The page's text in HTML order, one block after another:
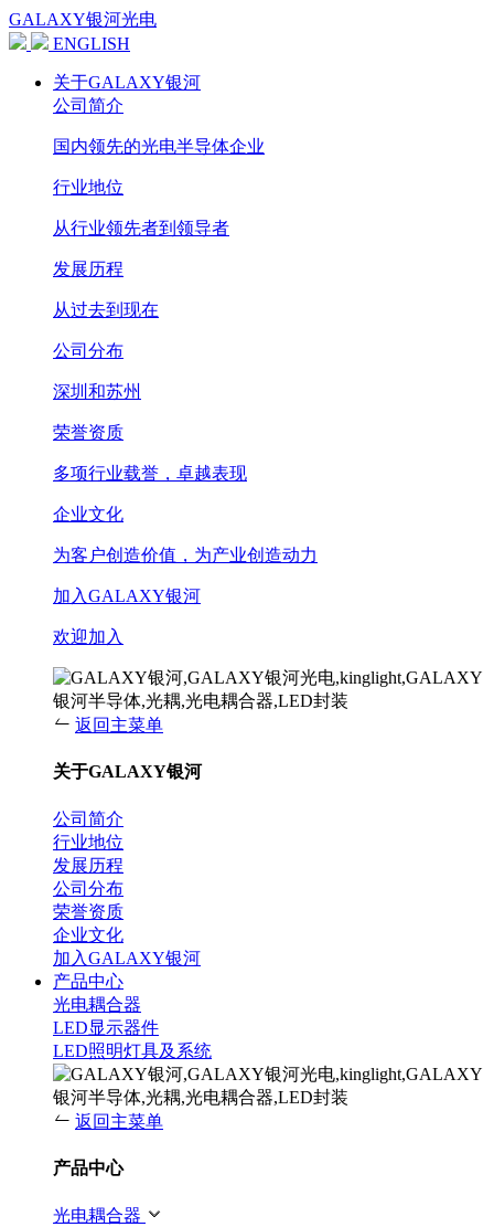
GALAXY银河光电
ENGLISH
关于GALAXY银河
公司简介
国内领先的光电半导体企业
行业地位
从行业领先者到领导者
发展历程
从过去到现在
公司分布
深圳和苏州
荣誉资质
多项行业载誉，卓越表现
企业文化
为客户创造价值，为产业创造动力
加入GALAXY银河
欢迎加入
返回主菜单
关于GALAXY银河
公司简介
行业地位
发展历程
公司分布
荣誉资质
企业文化
加入GALAXY银河
产品中心
光电耦合器
LED显示器件
LED照明灯具及系统
返回主菜单
产品中心
光电耦合器